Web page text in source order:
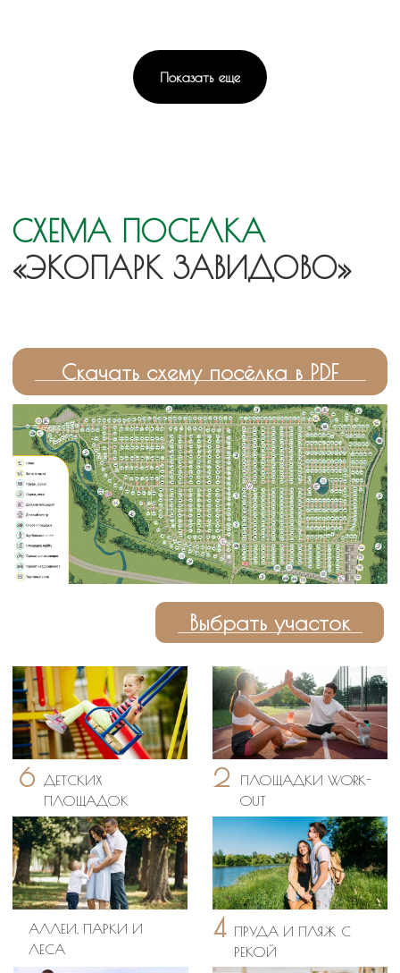
Показать еще
Компенсируем ценой дома
проценты по кредиту на
покупку!
ОСТАЛИСЬВОПРОСЫ?
Оставьте заявку на обратный звонок, заполнив
простую форму. Наш менеджер перезвонит
вам в течение 10 минут и ответит на все
интересующие вопросы.
+7
Сусловиями обработки персональных
данных
ознакомлен(а)
Отправить
Не хотите ждать звонка? Свяжитесь с нами в
месседжере удобными способом.